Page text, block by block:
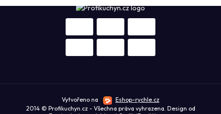
2014 © Profikuchyn.cz - Všechna práva vyhrazena. Design od
Vytvořeno na Eshop-rychle.cz